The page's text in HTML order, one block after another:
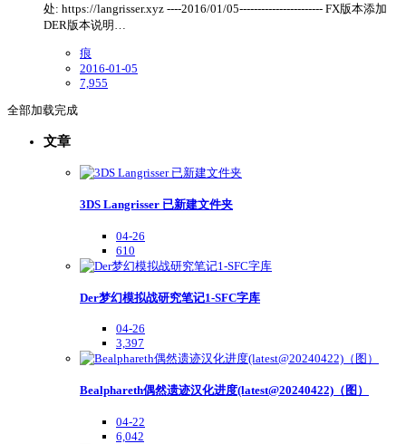
处: https://langrisser.xyz ----2016/01/05----------------------- FX版本添加
DER版本说明…
痕
2016-01-05
7,955
全部加载完成
文章
3DS Langrisser 已新建文件夹
04-26
610
Der梦幻模拟战研究笔记1-SFC字库
04-26
3,397
Bealphareth偶然遗迹汉化进度(latest@20240422)（图）
04-22
6,042